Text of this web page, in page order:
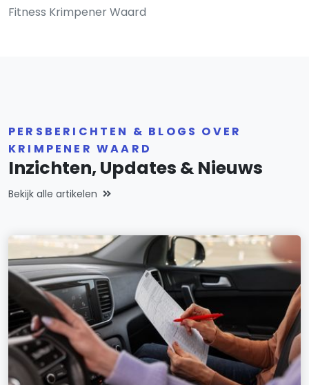
Fitness Krimpener Waard
PERSBERICHTEN & BLOGS OVER
KRIMPENER WAARD
Inzichten, Updates & Nieuws
Bekijk alle artikelen